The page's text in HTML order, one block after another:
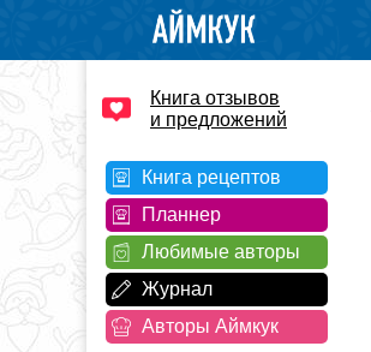
Книга отзывов
и предложений
Книга рецептов
Планнер
Любимые авторы
Журнал
Авторы Аймкук